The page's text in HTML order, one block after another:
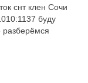
снт клен Сочи
буду
разберёмся